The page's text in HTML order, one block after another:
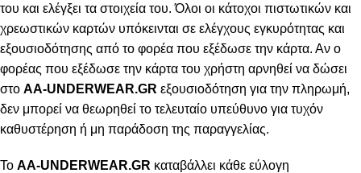
του και ελέγξει τα στοιχεία του. Όλοι οι κάτοχοι πιστωτικών και
χρεωστικών καρτών υπόκεινται σε ελέγχους εγκυρότητας και
εξουσιοδότησης από το φορέα που εξέδωσε την κάρτα. Αν ο
φορέας που εξέδωσε την κάρτα του χρήστη αρνηθεί να δώσει
στο AA-UNDERWEAR.GR εξουσιοδότηση για την πληρωμή,
δεν μπορεί να θεωρηθεί το τελευταίο υπεύθυνο για τυχόν
καθυστέρηση ή μη παράδοση της παραγγελίας.
Το AA-UNDERWEAR.GR καταβάλλει κάθε εύλογη